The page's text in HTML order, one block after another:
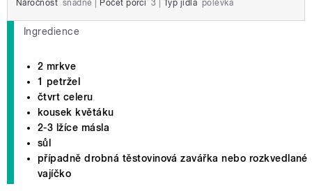
Náročnost snadné Počet porcí 3 Typ jídla polévka
Ingredience
2 mrkve
1 petržel
čtvrt celeru
kousek květáku
2-3 lžíce másla
sůl
případně drobná těstovinová zavářka nebo rozkvedlané
vajíčko